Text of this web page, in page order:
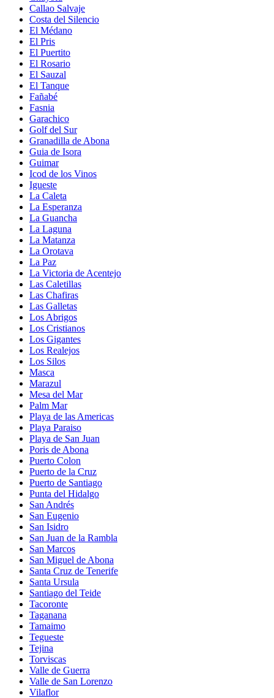
Callao Salvaje
Costa del Silencio
El Médano
El Pris
El Puertito
El Rosario
El Sauzal
El Tanque
Fañabé
Fasnia
Garachico
Golf del Sur
Granadilla de Abona
Guia de Isora
Guimar
Icod de los Vinos
Igueste
La Caleta
La Esperanza
La Guancha
La Laguna
La Matanza
La Orotava
La Paz
La Victoria de Acentejo
Las Caletillas
Las Chafiras
Las Galletas
Los Abrigos
Los Cristianos
Los Gigantes
Los Realejos
Los Silos
Masca
Marazul
Mesa del Mar
Palm Mar
Playa de las Americas
Playa Paraiso
Playa de San Juan
Poris de Abona
Puerto Colon
Puerto de la Cruz
Puerto de Santiago
Punta del Hidalgo
San Andrés
San Eugenio
San Isidro
San Juan de la Rambla
San Marcos
San Miguel de Abona
Santa Cruz de Tenerife
Santa Ursula
Santiago del Teide
Tacoronte
Taganana
Tamaimo
Tegueste
Tejina
Torviscas
Valle de Guerra
Valle de San Lorenzo
Vilaflor